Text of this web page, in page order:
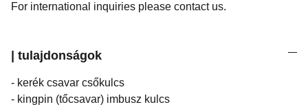
For international inquiries please contact us.
| tulajdonságok
- kerék csavar csőkulcs
- kingpin (tőcsavar) imbusz kulcs